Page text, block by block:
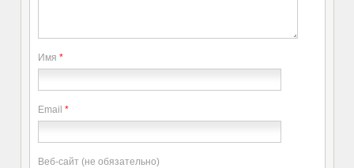
Имя *
Email *
Веб-сайт (не обязательно)